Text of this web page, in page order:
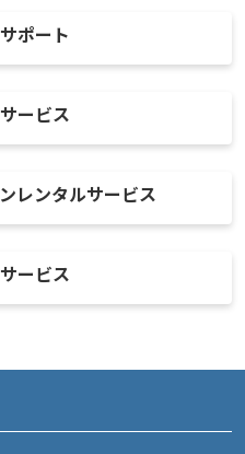
ポート
ービス
レンタルサービス
ービス